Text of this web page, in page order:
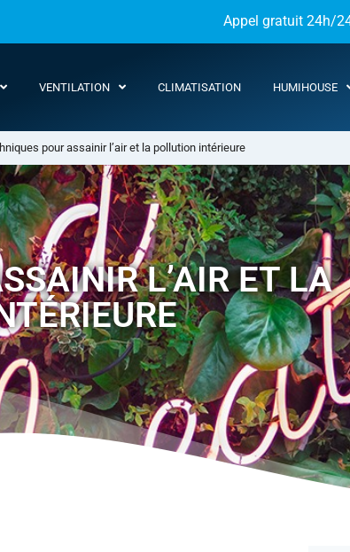
Appel gratuit 24h/
VENTILATION CLIMATISATION HUMIHOUSE
pour assainir l’air et la pollution intérieure
L’AIR ET LA